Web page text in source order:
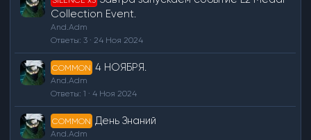
Collection Event.
And.Adm
Ответы 3 24 Ноя 2024
COMMON 4 НОЯБРЯ.
And.Adm
Ответы 1 4 Ноя 2024
COMMON День Знаний
And.Adm